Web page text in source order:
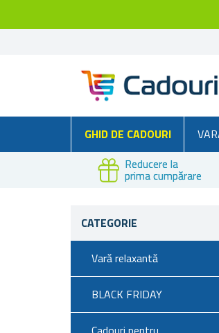
GHID DE CADOURI
Reducere la
prima cumpărare
CATEGORIE
Vară relaxantă
BLACK FRIDAY